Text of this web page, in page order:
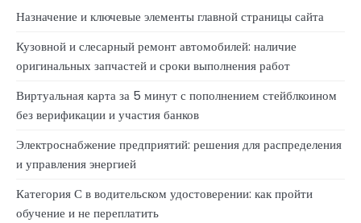
Назначение и ключевые элементы главной страницы сайта
Кузовной и слесарный ремонт автомобилей: наличие
оригинальных запчастей и сроки выполнения работ
Виртуальная карта за 5 минут с пополнением стейблкоином
без верификации и участия банков
Электроснабжение предприятий: решения для распределения
и управления энергией
Категория С в водительском удостоверении: как пройти
обучение и не переплатить